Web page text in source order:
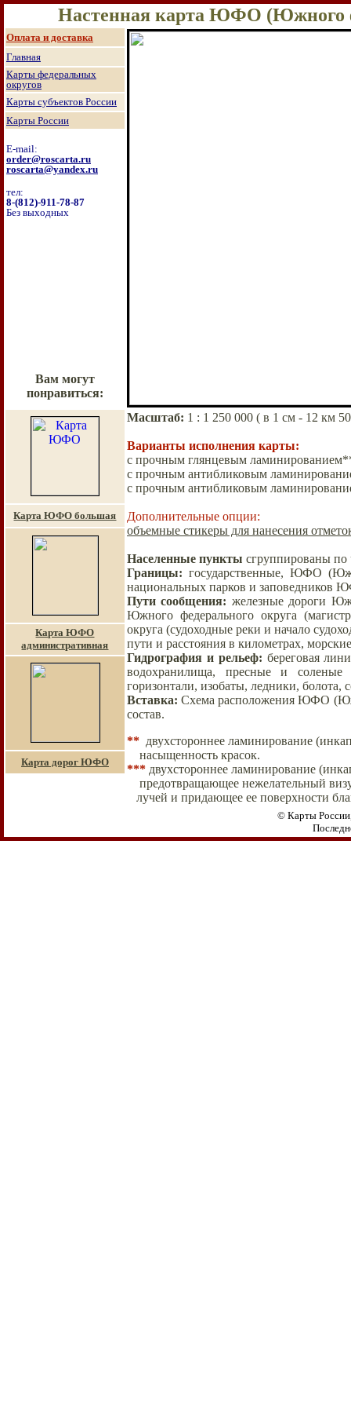
Настенная карта ЮФО (Южного
Оплата и доставка
Главная
Карты федеральных
округов
Карты субъектов России
Карты России
E-mail:
order@roscarta.ru
roscarta@yandex.ru
тел:
8-(812)-911-78-87
Без выходных
Вам могут
понравиться:
Масштаб: 1 : 1 250 000 ( в 1 см - 12 км
Варианты исполнения карты:
с прочным глянцевым
с прочным антибликовым
с прочным антибликовым
Дополнительные опции:
объемные стикеры для нанесения
Населенные пункты сгруппированы по
Границы: государственные, ЮФО
национальных парков и заповедников
Пути сообщения: железные дороги
Южного федерального округа
округа (судоходные реки и начало
пути и расстояния в километрах,
Гидрография и рельеф: береговая
водохранилища, пресные и соленые
горизонтали, изобаты, ледники, болота,
Вставка: Схема расположения ЮФО
состав.
** двухстороннее ламинирование
насыщенность красок.
*** двухстороннее ламинирование
предотвращающее нежелательный
лучей и придающее ее поверхности
Карта ЮФО большая
Карта ЮФО
административная
Карта дорог ЮФО
© Карты